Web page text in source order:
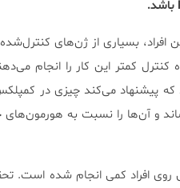
افراد، بسیاری از ژن‌های
کنترل کمتر این کار را انجام
و آن‌ها را نسبت به
افراد کمی انجام شده است.